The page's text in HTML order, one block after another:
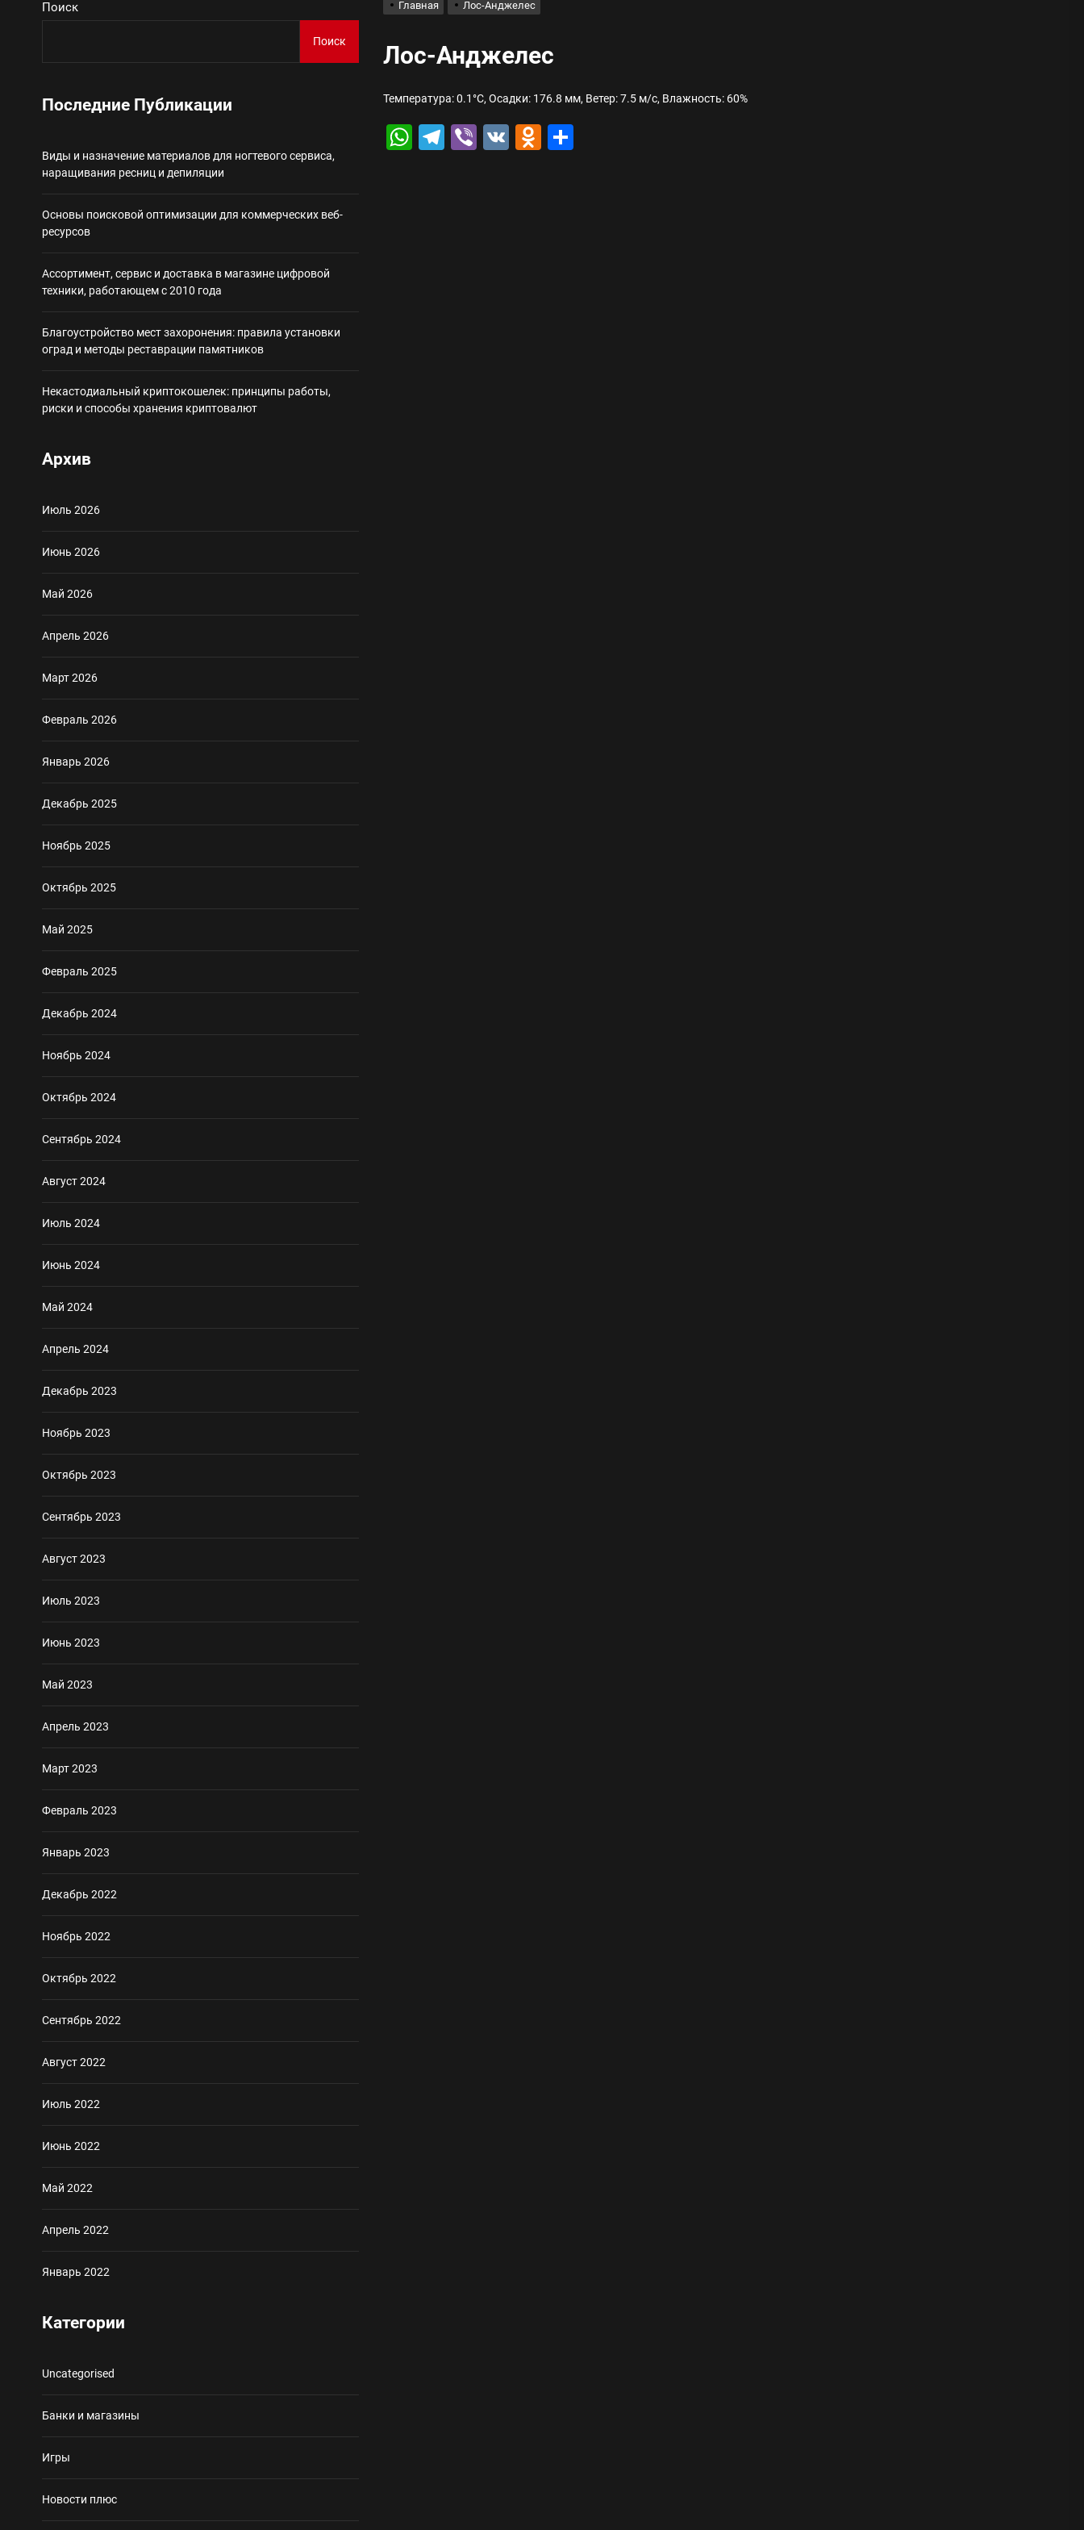
Ассортимент, сервис и доставка в магазине цифровой техники, работающем с 2010 года
Некастодиальный криптокошелек: принципы работы, риски и способы хранения криптовалют
Главная Лос-Анджелес
Лос-Анджелес
Температура: 0.1°C, Осадки: 176.8 мм, Ветер: 7.5 м/с, Влажность: 60%
WhatsApp
Telegram
Viber
VK Odnoklassniki
Поиск
Поиск
Последние Публикации
Виды и назначение материалов для ногтевого сервиса,
наращивания ресниц и депиляции
Основы поисковой оптимизации для коммерческих веб-
ресурсов
Ассортимент, сервис и доставка в магазине цифровой
техники, работающем с 2010 года
Благоустройство мест захоронения: правила установки
оград и методы реставрации памятников
Некастодиальный криптокошелек: принципы работы,
риски и способы хранения криптовалют
Архив
Июль 2026
Июнь 2026
Май 2026
Апрель 2026
Март 2026
Февраль 2026
Январь 2026
Декабрь 2025
Ноябрь 2025
Октябрь 2025
Май 2025
Февраль 2025
Декабрь 2024
Ноябрь 2024
Октябрь 2024
Сентябрь 2024
Август 2024
Июль 2024
Июнь 2024
Май 2024
Апрель 2024
Декабрь 2023
Ноябрь 2023
Октябрь 2023
Сентябрь 2023
Август 2023
Июль 2023
Июнь 2023
Май 2023
Апрель 2023
Март 2023
Февраль 2023
Январь 2023
Декабрь 2022
Ноябрь 2022
Октябрь 2022
Сентябрь 2022
Август 2022
Июль 2022
Июнь 2022
Май 2022
Апрель 2022
Январь 2022
Категории
Uncategorised
Банки и магазины
Игры
Новости плюс